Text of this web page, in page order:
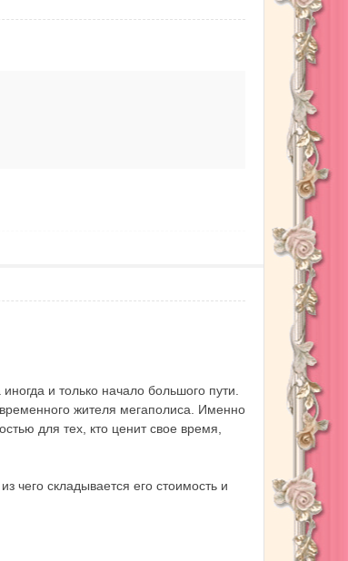
и только начало большого пути.
жителя мегаполиса. Именно
для тех, кто ценит свое время,
чего складывается его стоимость и